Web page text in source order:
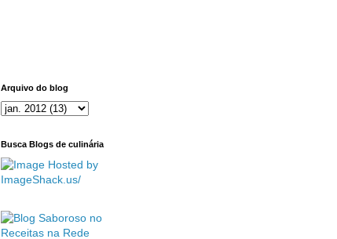
Arquivo do blog
Busca Blogs de culinária